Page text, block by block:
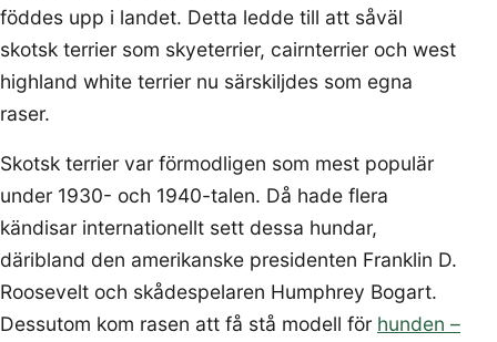
föddes upp i landet. Detta ledde till att såväl
skotsk terrier som skyeterrier, cairnterrier och west
highland white terrier nu särskiljdes som egna
raser.
Skotsk terrier var förmodligen som mest populär
under 1930- och 1940-talen. Då hade flera
kändisar internationellt sett dessa hundar,
däribland den amerikanske presidenten Franklin D.
Roosevelt och skådespelaren Humphrey Bogart.
Dessutom kom rasen att få stå modell för hunden –